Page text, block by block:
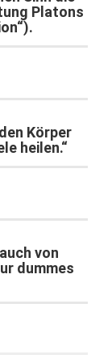
Platons
Körper
heilen.“
von
dummes